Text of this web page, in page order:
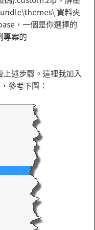
資料夾
，一個是你選擇的
專案的
述步驟。這裡我加入
參考下圖：